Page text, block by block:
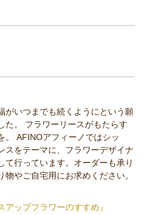
がいつまでも続くようにという願
た。 フラワーリースがもたらす
。 AFINOアフィーノではシッ
スをテーマに、フラワーデザイナ
て行っています。オーダーも承り
やご自宅用にお求めください。
ップフラワーのすすめ』